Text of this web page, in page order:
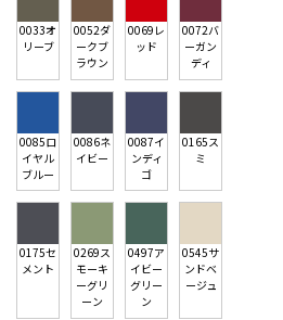
0033オ
リーブ
0052ダ
ークブ
ラウン
0069レ
ッド
0072バ
ーガン
ディ
0085ロ
イヤル
ブルー
0086ネ
イビー
0087イ
ンディ
ゴ
0165ス
ミ
0175セ
メント
0269ス
モーキ
ーグリ
ーン
0497ア
イビー
グリー
ン
0545サ
ンドベ
ージュ